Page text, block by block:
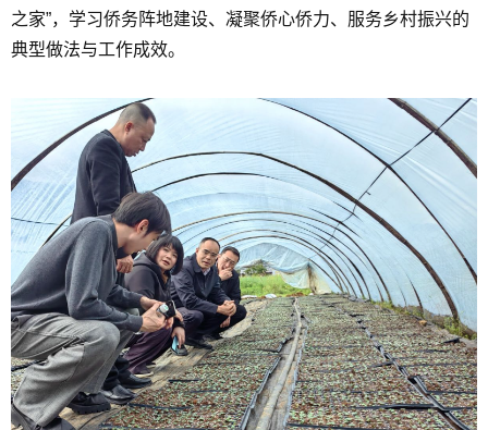
之家”，学习侨务阵地建设、凝聚侨心侨力、服务乡村振兴的
典型做法与工作成效。